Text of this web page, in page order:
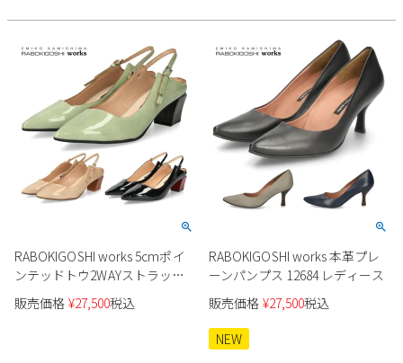
RABOKIGOSHI works 5cmポイ
ンテッドトウ2WAYストラップ
販売価格 ¥27,500税込
RABOKIGOSHI works 本革プレ
ーンパンプス 12684 レディース
販売価格 ¥27,500税込
NEW